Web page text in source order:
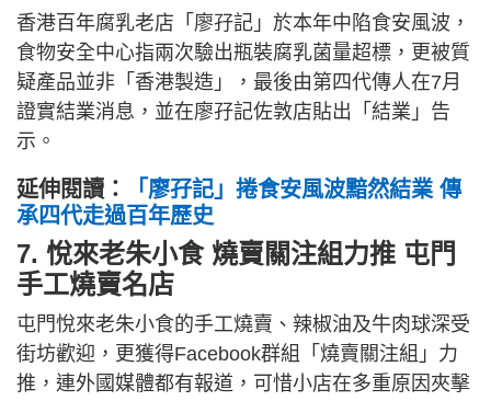
香港百年腐乳老店「廖孖記」於本年中陷食安風波，
食物安全中心指兩次驗出瓶裝腐乳菌量超標，更被質
疑產品並非「香港製造」，最後由第四代傳人在7月
證實結業消息，並在廖孖記佐敦店貼出「結業」告
示。
延伸閱讀：
「廖孖記」捲食安風波黯然結業 傳
承四代走過百年歷史
7. 悅來老朱小食 燒賣關注組力推 屯門
手工燒賣名店
屯門悅來老朱小食的手工燒賣、辣椒油及牛肉球深受
街坊歡迎，更獲得Facebook群組「燒賣關注組」力
推，連外國媒體都有報道，可惜小店在多重原因夾擊